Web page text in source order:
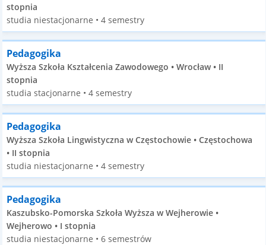
stopnia
studia niestacjonarne • 4 semestry
Pedagogika
Wyższa Szkoła Kształcenia Zawodowego • Wrocław • II
stopnia
studia stacjonarne • 4 semestry
Pedagogika
Wyższa Szkoła Lingwistyczna w Częstochowie • Częstochowa
• II stopnia
studia niestacjonarne • 4 semestry
Pedagogika
Kaszubsko-Pomorska Szkoła Wyższa w Wejherowie •
Wejherowo • I stopnia
studia niestacjonarne • 6 semestrów